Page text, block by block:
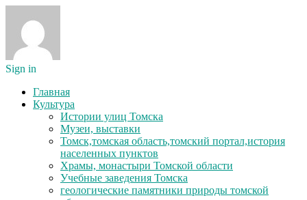
Sign in
Главная
Культура
Истории улиц Томска
Музеи, выставки
Томск,томская область,томский портал,история
населенных пунктов
Храмы, монастыри Томской области
Учебные заведения Томска
геологические памятники природы томской